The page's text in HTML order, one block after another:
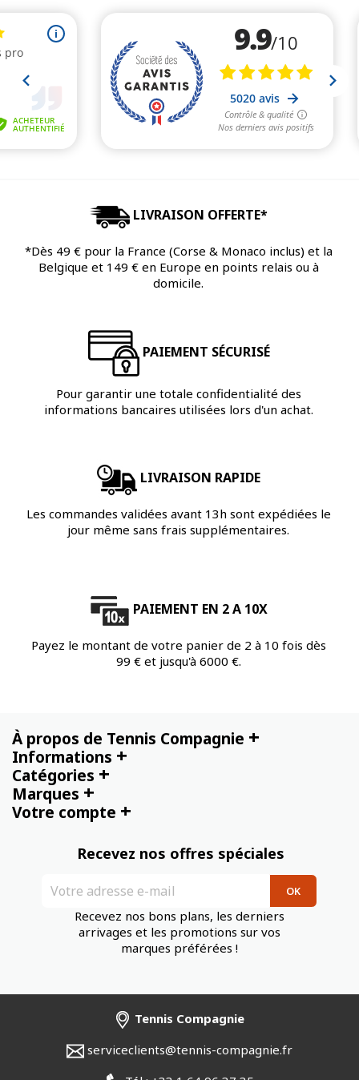
LIVRAISON OFFERTE*
*Dès 49 € pour la France (Corse & Monaco inclus) et la
Belgique et 149 € en Europe en points relais ou à
domicile.
PAIEMENT SÉCURISÉ
Pour garantir une totale confidentialité des
informations bancaires utilisées lors d'un achat.
LIVRAISON RAPIDE
Les commandes validées avant 13h sont expédiées le
jour même sans frais supplémentaires.
PAIEMENT EN 2 A 10X
Payez le montant de votre panier de 2 à 10 fois dès
99 € et jusqu'à 6000 €.
À propos de Tennis Compagnie +
Informations +
Catégories +
Marques +
Votre compte +
Recevez nos offres spéciales
Recevez nos bons plans, les derniers
arrivages et les promotions sur vos
marques préférées !
Tennis Compagnie
serviceclients@tennis-compagnie.fr